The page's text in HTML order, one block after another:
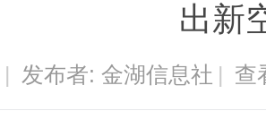
出新
| 发布者: 金湖信息社 | 查